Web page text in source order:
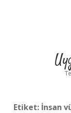
Etiket: İnsan